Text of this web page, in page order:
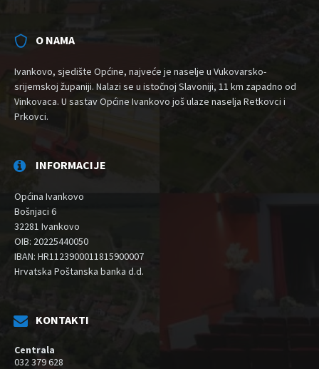
O NAMA
Ivankovo, sjedište Općine, najveće je naselje u Vukovarsko-
srijemskoj županiji. Nalazi se u istočnoj Slavoniji, 11 km zapadno od
Vinkovaca. U sastav Općine Ivankovo još ulaze naselja Retkovci i
Prkovci.
INFORMACIJE
Općina Ivankovo
Bošnjaci 6
32281 Ivankovo
OIB: 20225440050
IBAN: HR1123900011815900007
Hrvatska Poštanska banka d.d.
KONTAKTI
Centrala
032 379 628